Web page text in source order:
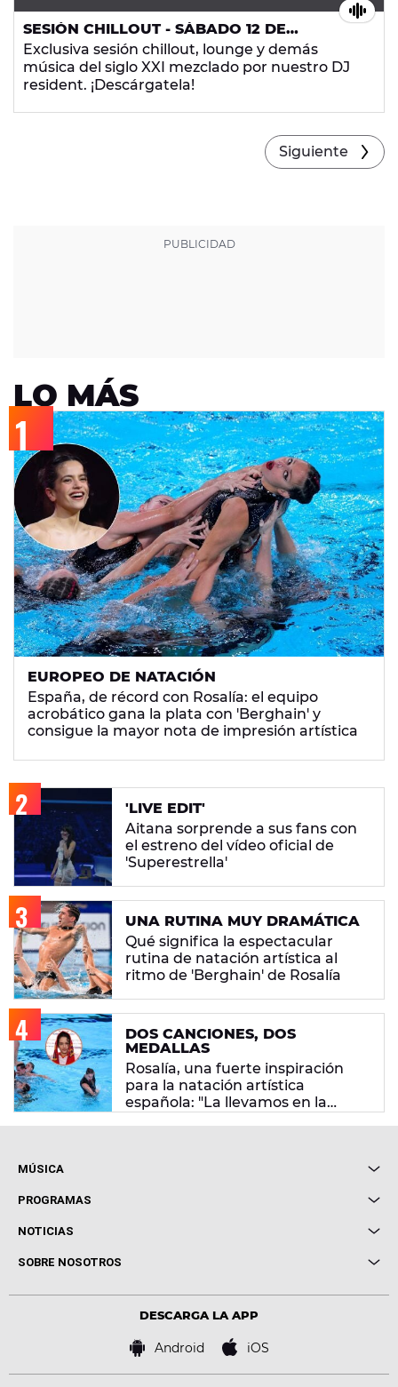
SESIÓN CHILLOUT - SÁBADO 12 DE
SEPTIEMBRE DE 2015
Exclusiva sesión chillout, lounge y demás
música del siglo XXI mezclado por nuestro DJ
resident. ¡Descárgatela!
Siguiente
LO MÁS
EUROPEO DE NATACIÓN
España, de récord con Rosalía: el equipo
acrobático gana la plata con 'Berghain' y
consigue la mayor nota de impresión artística
'LIVE EDIT'
Aitana sorprende a sus fans con
el estreno del vídeo oficial de
'Superestrella'
UNA RUTINA MUY DRAMÁTICA
Qué significa la espectacular
rutina de natación artística al
ritmo de 'Berghain' de Rosalía
DOS CANCIONES, DOS
MEDALLAS
Rosalía, una fuerte inspiración
para la natación artística
española: "La llevamos en la
MÚSICA
Local de Ensayo Europa FM
Conciertos
PROGRAMAS
Cuerpos especiales
Locutores Europa FM
NOTICIAS
Cine y Televisión
Virales
SOBRE NOSOTROS
Bases de concursos
DESCARGA LA APP
Android iOS